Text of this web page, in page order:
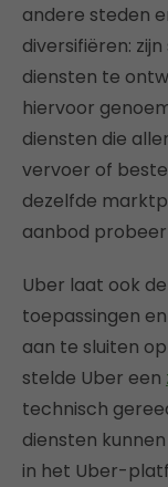
andere steden
diversifiëren:
diensten te
hiervoor
diensten die
vervoer of
dezelfde
aanbod
Uber laat ook
toepassingen
aan te sluiten
stelde Uber een
technisch
diensten
in het Uber-